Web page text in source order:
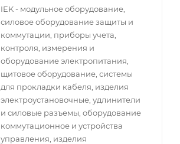
IEK - модульное оборудование,
силовое оборудование защиты и
коммутации, приборы учета,
контроля, измерения и
оборудование электропитания,
щитовое оборудование, системы
для прокладки кабеля, изделия
электроустановочные, удлинители
и силовые разъемы, оборудование
коммутационное и устройства
управления, изделия